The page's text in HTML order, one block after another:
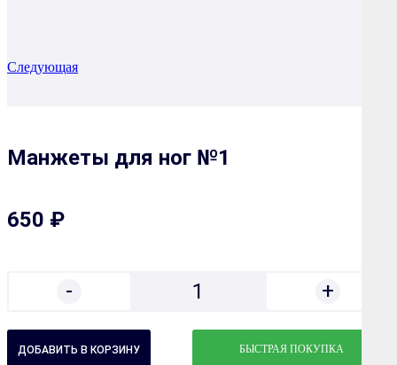
Следующая
Манжеты для ног №1
650 ₽
- 1 +
БЫСТРАЯ ПОКУПКА